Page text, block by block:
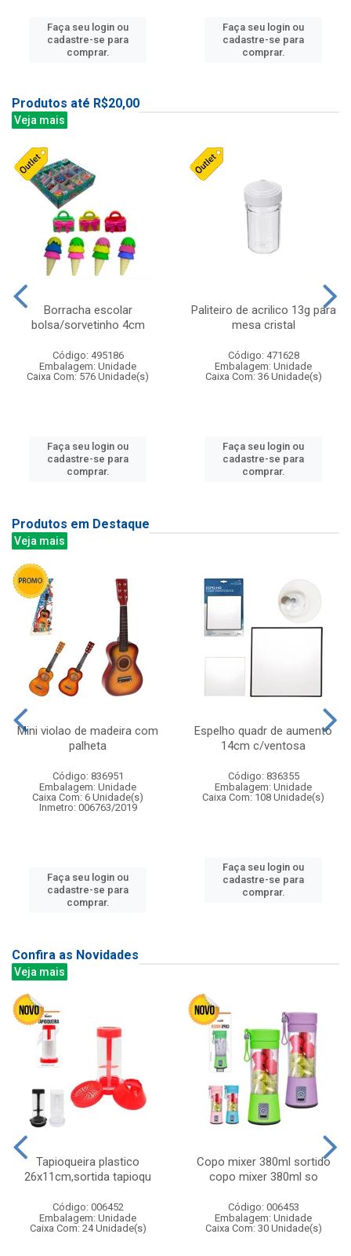
Faça seu login ou
cadastre-se para
comprar.
Faça seu login ou
cadastre-se para
comprar.
Produtos até R$20,00
Veja mais
Borracha escolar
bolsa/sorvetinho 4cm
Código: 495186
Embalagem: Unidade
Caixa Com: 576 Unidade(s)
Faça seu login ou
cadastre-se para
comprar.
Paliteiro de acrilico 13g para
mesa cristal
Código: 471628
Embalagem: Unidade
Caixa Com: 36 Unidade(s)
Faça seu login ou
cadastre-se para
comprar.
Produtos em Destaque
Veja mais
Mini violao de madeira com
palheta
Código: 836951
Embalagem: Unidade
Caixa Com: 6 Unidade(s)
Inmetro: 006763/2019
Faça seu login ou
cadastre-se para
comprar.
Espelho quadr de aumento
14cm c/ventosa
Código: 836355
Embalagem: Unidade
Caixa Com: 108 Unidade(s)
Faça seu login ou
cadastre-se para
comprar.
Confira as Novidades
Veja mais
Tapioqueira plastico
26x11cm,sortida tapioqu
Código: 006452
Embalagem: Unidade
Caixa Com: 24 Unidade(s)
Copo mixer 380ml sortido
copo mixer 380ml so
Código: 006453
Embalagem: Unidade
Caixa Com: 30 Unidade(s)